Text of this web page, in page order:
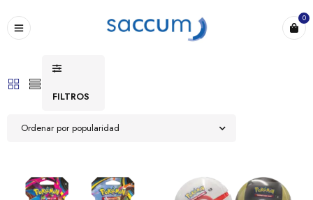
0
FILTROS
Ordenar por popularidad